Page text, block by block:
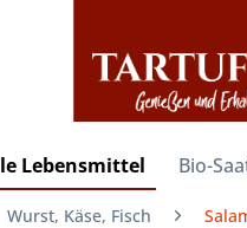
Lebensmittel Bio-
Wurst, Käse, Fisch